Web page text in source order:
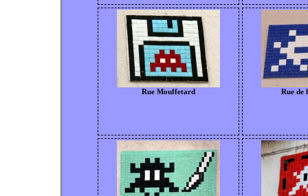
Rue Mouffetard Rue de